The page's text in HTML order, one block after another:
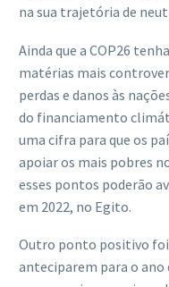
na sua trajetória de
Ainda que a COP26
matérias mais
perdas e danos às
do financiamento
uma cifra para que os
apoiar os mais pobres
esses pontos poderão
em 2022, no Egito.
Outro ponto positivo foi
anteciparem para o ano